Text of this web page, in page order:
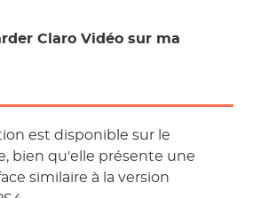
Claro Vidéo sur ma
est disponible sur le
bien qu'elle présente une
similaire à la version